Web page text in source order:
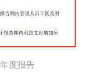
度报告